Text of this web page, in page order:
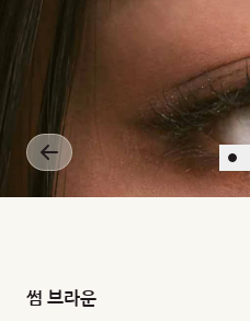
썸 브라운